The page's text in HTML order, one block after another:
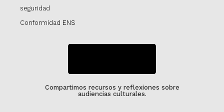
seguridad
Conformidad ENS
Compartimos recursos y reflexiones sobre
audiencias culturales.